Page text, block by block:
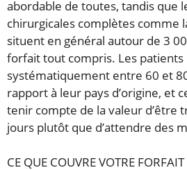
abordable de toutes, tandis que
chirurgicales complètes comme
situent en général autour de 3
forfait tout compris. Les
systématiquement entre 60 et
rapport à leur pays d’origine, et
tenir compte de la valeur d’être
jours plutôt que d’attendre des
CE QUE COUVRE VOTRE